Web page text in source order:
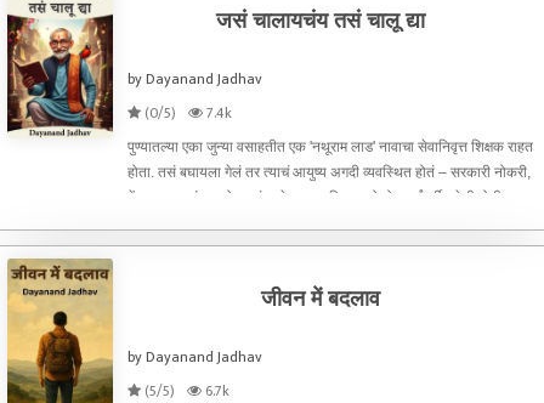
जसं चालायचंय तसं चालू द्या
by Dayanand Jadhav
(0/5)
7.4k
पुण्यातल्या एका जुन्या वसाहतीत एक 'नथूराम लाड' नावाचा सेवानिवृत्त शिक्षक राहत
होता. तसं बघायला गेलं तर त्याचं आयुष्य अगदी व्यवस्थित होतं – सरकारी नोकरी,
पेंशन, स्वतःचं घर, दोन मुलं परदेशात, आणि बायको दोन वर्षांपूर्वीच गेली होती –
जीवन में बदलाव
by Dayanand Jadhav
(5/5)
6.7k